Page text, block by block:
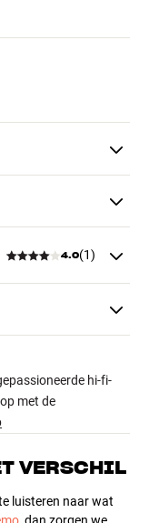
cm (breedte x
4.0(1)
0
1
hi-fi-
met de
VERSCHIL
luisteren naar wat